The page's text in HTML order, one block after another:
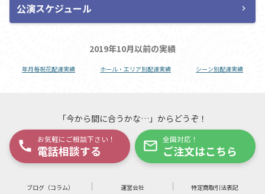
公演スケジュール chevron_right
2019年10月以前の実績
年月毎祝花配達実績 ホール・エリア別配達実績 シーン別配達実績
「今から間に合うかな…」からどうぞ！
call お気軽にご相談下さい！
電話相談する mail_outline 全国対応！
ご注文はこちら
ブログ（コラム） 運営会社 特定商取引法表記